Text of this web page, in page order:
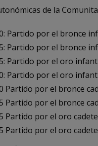
de la
Partido por el bronce
Partido por el bronce
Partido por el oro
Partido por el oro
Partido por el bronce
Partido por el bronce
Partido por el oro
Partido por el oro